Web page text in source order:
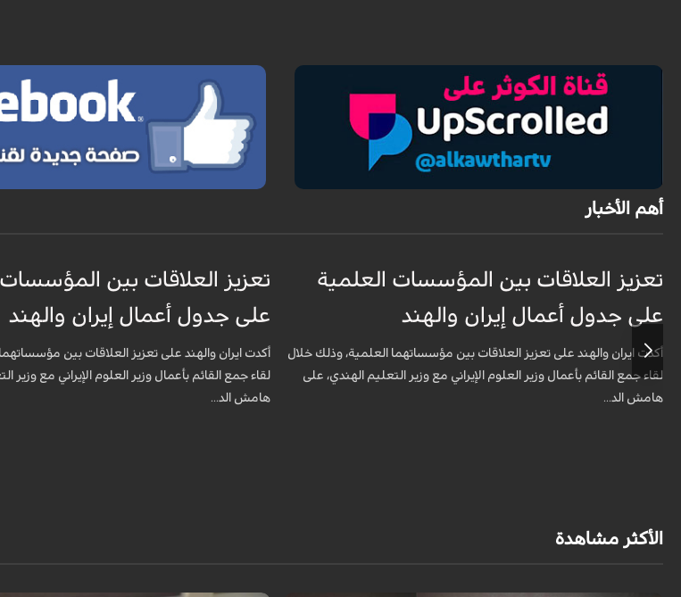
أهم الأخبار
تعزيز العلاقات بين المؤسسات العلمية
على جدول أعمال إيران والهند
أكدت ايران والهند على تعزيز العلاقات بين مؤسساتهما العلمية، وذلك خلال
لقاء جمع القائم بأعمال وزير العلوم الإيراني مع وزير التعليم الهندي، على
هامش الد...
تعزيز العلاقات بين
على جدول أعمال إيران والهند
أكدت ايران والهند على تعزيز العلاقات بين
لقاء جمع القائم بأعمال وزير العلوم الإيراني مع وزير
هامش الد...
الأكثر مشاهدة